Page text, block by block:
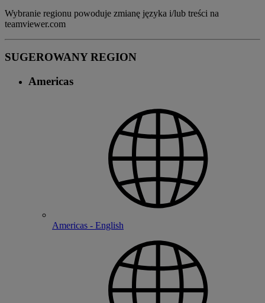
Wybranie regionu powoduje zmianę języka i/lub treści na
teamviewer.com
SUGEROWANY REGION
Americas
Americas - English